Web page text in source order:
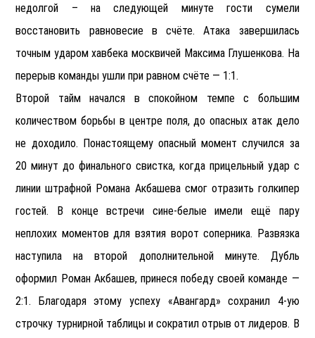
недолгой – на следующей минуте гости сумели
восстановить равновесие в счёте. Атака завершилась
точным ударом хавбека москвичей Максима Глушенкова. На
перерыв команды ушли при равном счёте — 1:1.
Второй тайм начался в спокойном темпе с большим
количеством борьбы в центре поля, до опасных атак дело
не доходило. Понастоящему опасный момент случился за
20 минут до финального свистка, когда прицельный удар с
линии штрафной Романа Акбашева смог отразить голкипер
гостей. В конце встречи сине-белые имели ещё пару
неплохих моментов для взятия ворот соперника. Развязка
наступила на второй дополнительной минуте. Дубль
оформил Роман Акбашев, принеся победу своей команде —
2:1. Благодаря этому успеху «Авангард» сохранил 4-ую
строчку турнирной таблицы и сократил отрыв от лидеров. В